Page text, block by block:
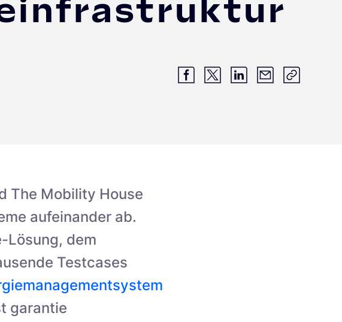
The Mobility House
aufeinander ab.
Lösung, dem
Testcases
garantie